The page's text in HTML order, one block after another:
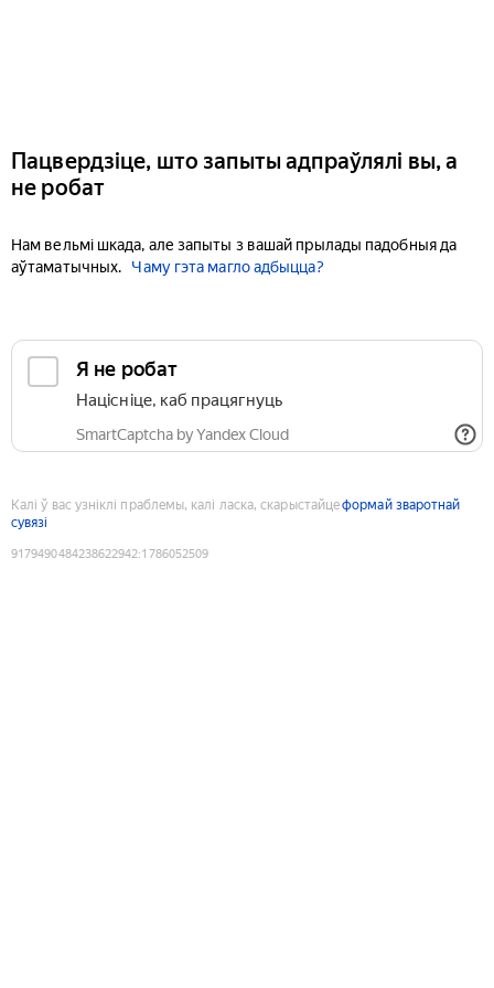
Пацвердзіце, што запыты адпраўлялі вы, а
не робат
Нам вельмі шкада, але запыты з вашай прылады падобныя да
аўтаматычных.
Чаму гэта магло адбыцца?
Я не робат
Націсніце, каб працягнуць
SmartCaptcha by Yandex Cloud
Калі ў вас узніклі праблемы, калі ласка, скарыстайцеформай зваротнай
сувязі
9179490484238622942:1786052509